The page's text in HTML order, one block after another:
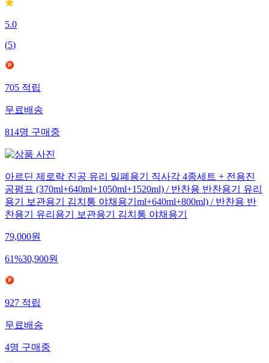
5.0
(5)
705적립
무료배송
814명구매중
아르딘 제로락 진공 유리 밀폐용기 직사각 4종세트 + 전용진
공펌프 (370ml+640ml+1050ml+1520ml) / 반찬용 반찬용기 유리
용기 보관용기 김치통 야채용기ml+640ml+800ml) / 반찬용 반
찬용기 유리용기 보관용기 김치통 야채용기
79,000원
61%30,900원
927적립
무료배송
4명구매중